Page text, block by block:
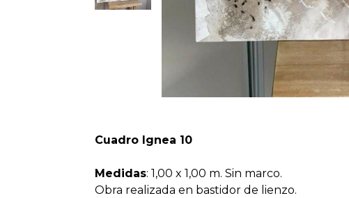
Cuadro Ignea 10
Medidas: 1,00 x 1,00 m. Sin marco.
Obra realizada en bastidor de lienzo.